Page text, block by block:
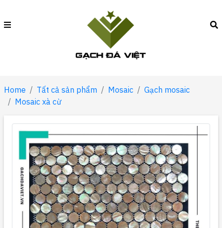
Home Tất cả sản phẩm Mosaic
Gạch mosaic
Mosaic xà cừ